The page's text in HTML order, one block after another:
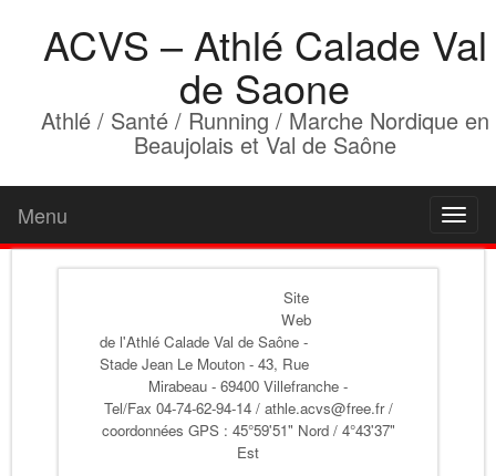
ACVS – Athlé Calade Val
de Saone
Athlé / Santé / Running / Marche Nordique en
Beaujolais et Val de Saône
Menu
Site
Web
de l'Athlé Calade Val de Saône -
Stade Jean Le Mouton - 43, Rue
Mirabeau - 69400 Villefranche -
Tel/Fax 04-74-62-94-14 / athle.acvs@free.fr /
coordonnées GPS : 45°59'51" Nord / 4°43'37"
Est